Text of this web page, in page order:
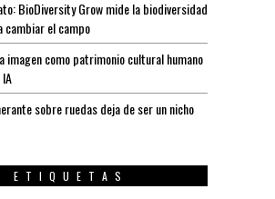
BioDiversity Grow mide la biodiversidad
cambiar el campo
imagen como patrimonio cultural humano
sobre ruedas deja de ser un nicho
ETIQUETAS